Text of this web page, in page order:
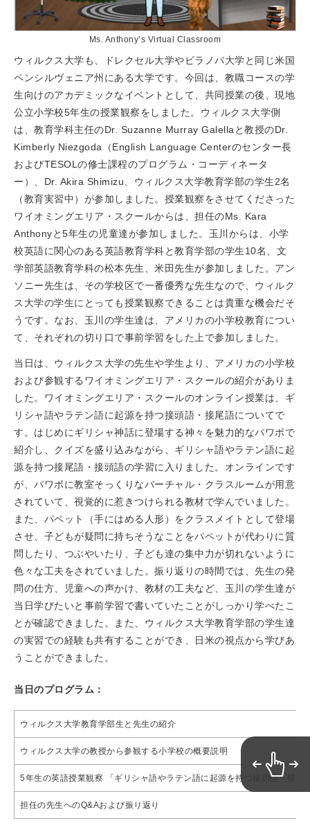
Ms. Anthony’s Virtual Classroom
ウィルクス大学も、ドレクセル大学やビラノバ大学と同じ米国
ペンシルヴェニア州にある大学です。今回は、教職コースの学
生向けのアカデミックなイベントとして、共同授業の後、現地
公立小学校5年生の授業観察をしました。ウィルクス大学側
は、教育学科主任のDr. Suzanne Murray Galellaと教授のDr.
Kimberly Niezgoda（English Language Centerのセンター長
およびTESOLの修士課程のプログラム・コーディネータ
ー）、Dr. Akira Shimizu、ウィルクス大学教育学部の学生2名
（教育実習中）が参加しました。授業観察をさせてくださった
ワイオミングエリア・スクールからは、担任のMs. Kara
Anthonyと5年生の児童達が参加しました。玉川からは、小学
校英語に関心のある英語教育学科と教育学部の学生10名、文
学部英語教育学科の松本先生、米田先生が参加しました。アン
ソニー先生は、その学校区で一番優秀な先生なので、ウィルク
ス大学の学生にとっても授業観察できることは貴重な機会だそ
うです。なお、玉川の学生達は、アメリカの小学校教育につい
て、それぞれの切り口で事前学習をした上で参加しました。
当日は、ウィルクス大学の先生や学生より、アメリカの小学校
および参観するワイオミングエリア・スクールの紹介がありま
した。ワイオミングエリア・スクールのオンライン授業は、ギ
リシャ語やラテン語に起源を持つ接頭語・接尾語についてで
す。はじめにギリシャ神話に登場する神々を魅力的なパワポで
紹介し、クイズを盛り込みながら、ギリシャ語やラテン語に起
源を持つ接尾語・接頭語の学習に入りました。オンラインです
が、パワポに教室そっくりなバーチャル・クラスルームが用意
されていて、視覚的に惹きつけられる教材で学んでいました。
また、パペット（手にはめる人形）をクラスメイトとして登場
させ、子どもが疑問に持ちそうなことをパペットが代わりに質
問したり、つぶやいたり、子ども達の集中力が切れないように
色々な工夫をされていました。振り返りの時間では、先生の発
問の仕方、児童への声かけ、教材の工夫など、玉川の学生達が
当日学びたいと事前学習で書いていたことがしっかり学べたこ
とが確認できました。また、ウィルクス大学教育学部の学生達
の実習での経験も共有することができ、日米の視点から学びあ
うことができました。
当日のプログラム：
ウィルクス大学教育学部生と先生の紹介
ウィルクス大学の教授から参観する小学校の概要説明
5年生の英語授業観察 「ギリシャ語やラテン語に起源を持つ接頭語・接尾
担任の先生へのQ&Aおよび振り返り